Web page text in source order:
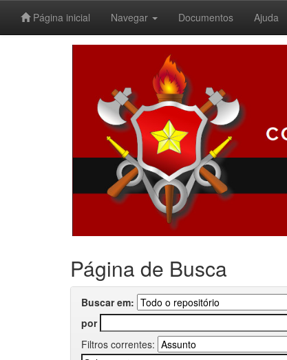
Página inicial Navegar Documentos Ajuda
Página de Busca
Buscar em:
por
Filtros correntes: